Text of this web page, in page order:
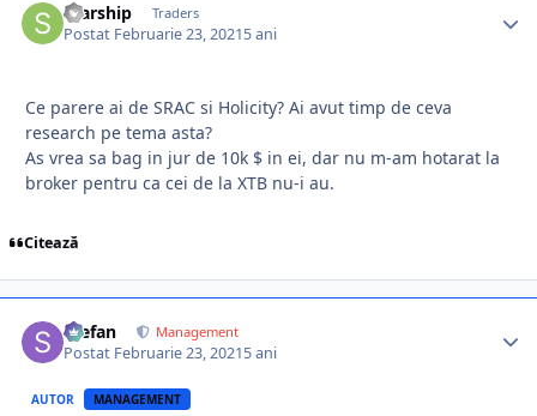
Starship Traders
Postat Februarie 23, 20215 ani
Ce parere ai de SRAC si Holicity? Ai avut timp de ceva
research pe tema asta?
As vrea sa bag in jur de 10k $ in ei, dar nu m-am hotarat la
broker pentru ca cei de la XTB nu-i au.
Citează
Stefan Management
Postat Februarie 23, 20215 ani
AUTOR MANAGEMENT